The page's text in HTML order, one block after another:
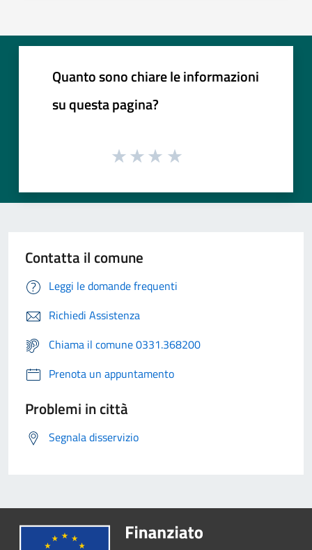
Quanto sono chiare le informazioni
su questa pagina?
Contatta il comune
Leggi le domande frequenti
Richiedi Assistenza
Chiama il comune 0331.368200
Prenota un appuntamento
Problemi in città
Segnala disservizio